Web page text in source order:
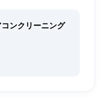
ンクリーニング